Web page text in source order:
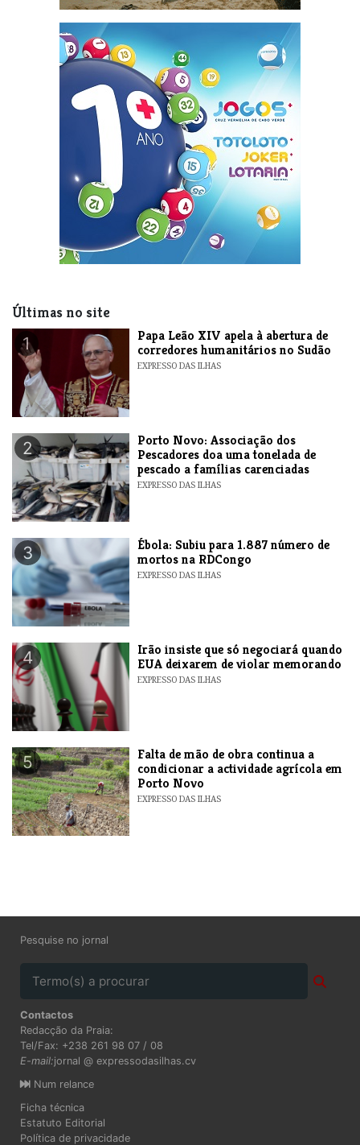
Últimas no site
1
​Papa Leão XIV apela à abertura de
corredores humanitários no Sudão
EXPRESSO DAS ILHAS
2
​Porto Novo: Associação dos
Pescadores doa uma tonelada de
pescado a famílias carenciadas
EXPRESSO DAS ILHAS
3
​Ébola: Subiu para 1.887 número de
mortos na RDCongo
EXPRESSO DAS ILHAS
4
​Irão insiste que só negociará quando
EUA deixarem de violar memorando
EXPRESSO DAS ILHAS
5
Falta de mão de obra continua a
condicionar a actividade agrícola em
Porto Novo
EXPRESSO DAS ILHAS
Pesquise no jornal
Contactos
Redacção da Praia:
Tel/Fax: +238 261 98 07 / 08
E-mail:jornal @ expressodasilhas.cv
Num relance
Ficha técnica
Estatuto Editorial
Política de privacidade